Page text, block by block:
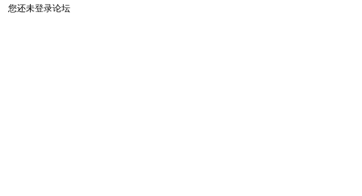
您还未登录论坛